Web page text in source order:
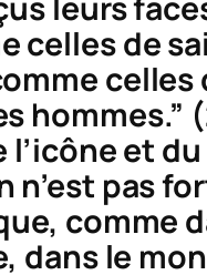
celles de
celles
hommes.”
l’icône et
n’est pas
comme
dans le